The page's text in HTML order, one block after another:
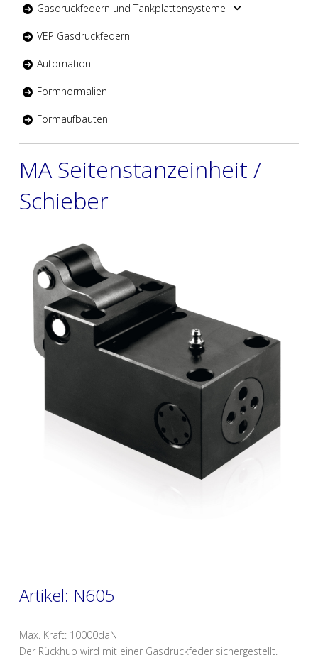
Gasdruckfedern und Tankplattensysteme
VEP Gasdruckfedern
Automation
Formnormalien
Formaufbauten
MA Seitenstanzeinheit /
Schieber
Artikel: N605
Max. Kraft: 10000daN
Der Rückhub wird mit einer Gasdruckfeder sichergestellt.